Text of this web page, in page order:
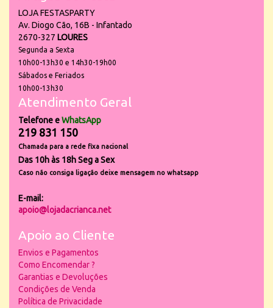
LOJA FESTASPARTY
Av. Diogo Cão, 16B - Infantado
2670-327 LOURES
Segunda a Sexta
10h00-13h30 e 14h30-19h00
Sábados e Feriados
10h00-13h30
Atendimento Geral
Telefone eWhatsApp
219 831 150
Chamada para a rede fixa nacional
Das 10h às 18h Seg a Sex
Caso não consiga ligação deixe mensagem no whatsapp
E-mail:
apoio@lojadacrianca.net
Apoio ao Cliente
Envios e Pagamentos
Como Encomendar ?
Garantias e Devoluções
Condições de Venda
Política de Privacidade